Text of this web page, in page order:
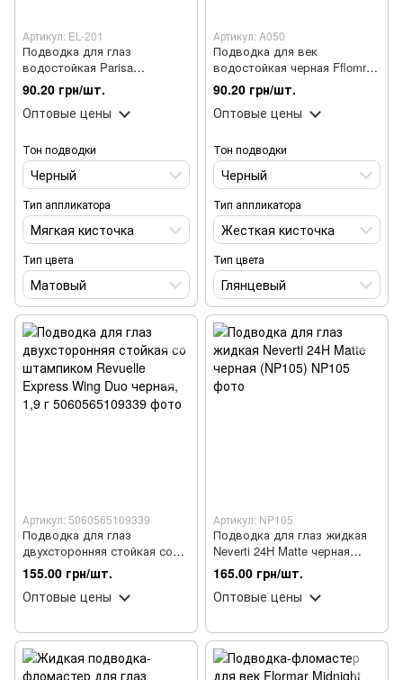
Артикул: EL-201
Подводка для глаз
водостойкая Parisa
Cosmetics Cats Eyes Liner
глянцевая EL-201
90.20 грн/шт.
Оптовые цены
Тон подводки
Черный
Тип аппликатора
Мягкая кисточка
Тип цвета
Матовый
Артикул: A050
Подводка для век
водостойкая черная Fflomror
A050
90.20 грн/шт.
Оптовые цены
Тон подводки
Черный
Тип аппликатора
Жесткая кисточка
Тип цвета
Глянцевый
Артикул: 5060565109339
Подводка для глаз
двухсторонняя стойкая со
штампиком Revuelle Express
Wing Duo черная, 1,9 г
155.00 грн/шт.
Оптовые цены
Артикул: NP105
Подводка для глаз жидкая
Neverti 24H Matte черная
(NP105)
165.00 грн/шт.
Оптовые цены